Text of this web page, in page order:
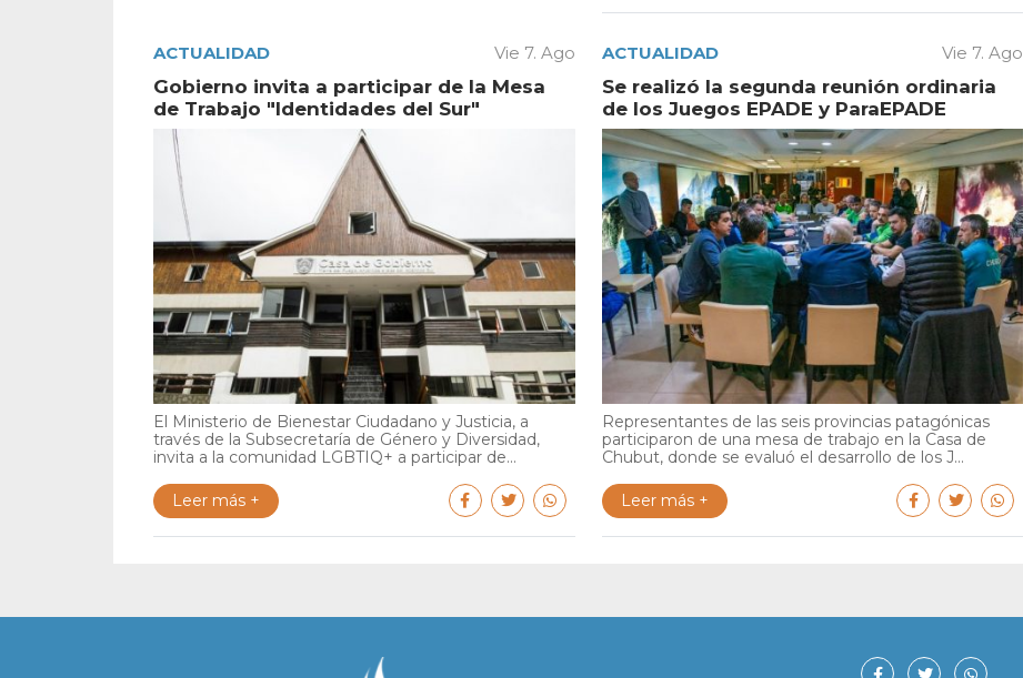
ACTUALIDAD Vie 7. Ago
Gobierno invita a participar de la Mesa
de Trabajo "Identidades del Sur"
El Ministerio de Bienestar Ciudadano y Justicia, a
través de la Subsecretaría de Género y Diversidad,
invita a la comunidad LGBTIQ+ a participar de...
Leer más +
ACTUALIDAD Vie 7. Ago
Se realizó la segunda reunión ordinaria
de los Juegos EPADE y ParaEPADE
Representantes de las seis provincias patagónicas
participaron de una mesa de trabajo en la Casa de
Chubut, donde se evaluó el desarrollo de los J...
Leer más +